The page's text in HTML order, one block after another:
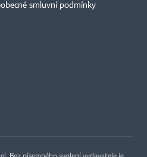
smluvní podmínky